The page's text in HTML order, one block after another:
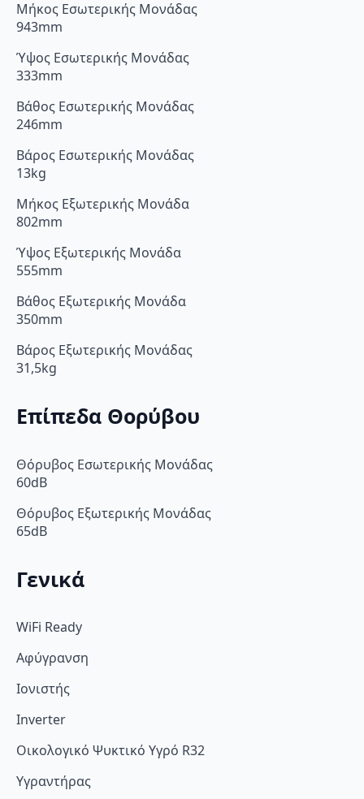
Μήκος Εσωτερικής Μονάδας
943mm
Ύψος Εσωτερικής Μονάδας
333mm
Βάθος Εσωτερικής Μονάδας
246mm
Βάρος Εσωτερικής Μονάδας
13kg
Μήκος Εξωτερικής Μονάδα
802mm
Ύψος Εξωτερικής Μονάδα
555mm
Βάθος Εξωτερικής Μονάδα
350mm
Βάρος Εξωτερικής Μονάδας
31,5kg
Επίπεδα Θορύβου
Θόρυβος Εσωτερικής Μονάδας
60dB
Θόρυβος Εξωτερικής Μονάδας
65dB
Γενικά
WiFi Ready
Αφύγρανση
Ιονιστής
Inverter
Οικολογικό Ψυκτικό Υγρό R32
Υγραντήρας